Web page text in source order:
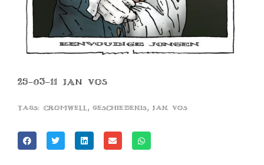
25-03-11 JAN VOS
Tags: cromwell , geschiedenis, jan vos